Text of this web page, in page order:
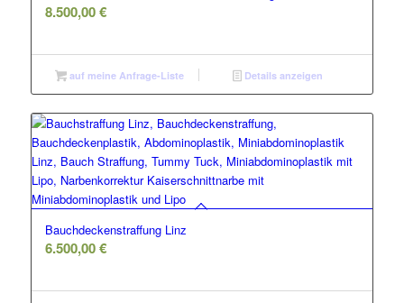
8.500,00€
auf meine Anfrage-Liste Details anzeigen
Bauchdeckenstraffung Linz
6.500,00€